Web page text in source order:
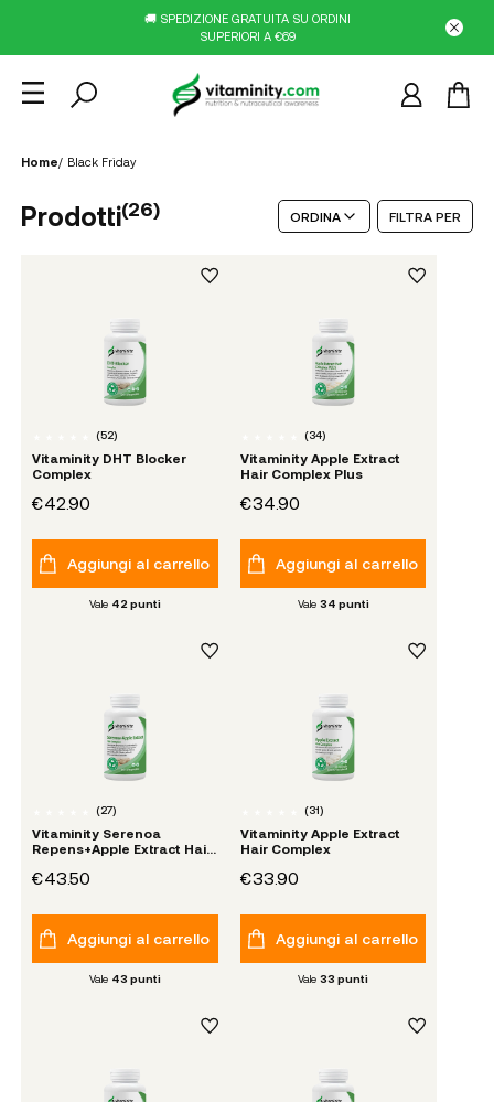
🚚 SPEDIZIONE GRATUITA SU ORDINI
SUPERIORI A €69
Home/ Black Friday
Prodotti(26) ORDINA FILTRA PER
(52)
Vitaminity DHT Blocker
Complex
€42.90
Aggiungi al carrello
Vale 42 punti
(34)
Vitaminity Apple Extract
Hair Complex Plus
€34.90
Aggiungi al carrello
Vale 34 punti
(27)
Vitaminity Serenoa
Repens+Apple Extract Hair
€43.50
Aggiungi al carrello
Vale 43 punti
(31)
Vitaminity Apple Extract
Hair Complex
€33.90
Aggiungi al carrello
Vale 33 punti